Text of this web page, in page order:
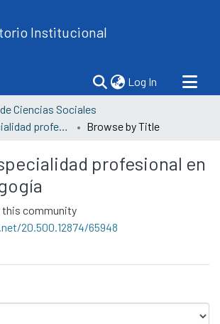
Institucional
Log In (current)
Ciencias Sociales
Segunda especialidad profesional en psicopedagogía
Browse by Title
profesional en
this community
20.500.12874/65948